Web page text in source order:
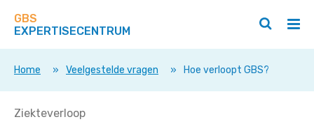
direct
op
deze
GBS
EXPERTISECENTRUM
/
Zoeken
/
sluiten
Home » Veelgestelde vragen » Hoe verloopt GBS?
Hoe
Ziekteverloop